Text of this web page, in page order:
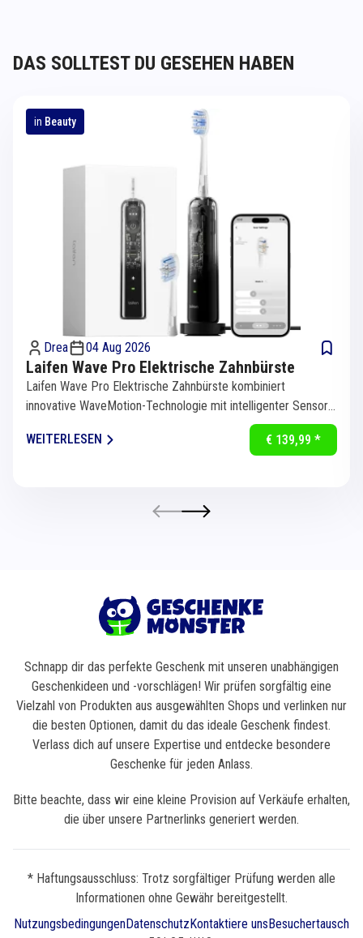
DAS SOLLTEST DU GESEHEN HABEN
in Beauty
Drea 04 Aug 2026
Laifen Wave Pro Elektrische Zahnbürste
Laifen Wave Pro Elektrische Zahnbürste kombiniert
innovative WaveMotion-Technologie mit intelligenter Sensorik
WEITERLESEN
€ 139,99 *
Schnapp dir das perfekte Geschenk mit unseren unabhängigen
Geschenkideen und -vorschlägen! Wir prüfen sorgfältig eine
Vielzahl von Produkten aus ausgewählten Shops und verlinken nur
die besten Optionen, damit du das ideale Geschenk findest.
Verlass dich auf unsere Expertise und entdecke besondere
Geschenke für jeden Anlass.
Bitte beachte, dass wir eine kleine Provision auf Verkäufe erhalten,
die über unsere Partnerlinks generiert werden.
* Haftungsausschluss: Trotz sorgfältiger Prüfung werden alle
Informationen ohne Gewähr bereitgestellt.
NutzungsbedingungenDatenschutz Kontaktiere uns Besuchertausch